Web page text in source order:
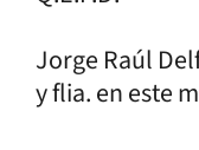
Jorge Raúl
y flia. en este